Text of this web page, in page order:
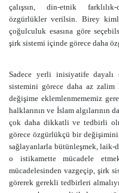
çalışsın, din-etnik
özgürlükler verilsin. Birey
çoğulculuk esasına göre
şirk sistemi içinde görece daha
Sadece yerli inisiyatife
sistemini görece daha az
değişime eklemlenmememiz
halklarının ve İslam algılarının
çok daha dikkatli ve tedbirli
görece özgürlükçü bir
sağlayanlarla bütünleşmek, laik-
o istikamette mücadele
mücadelesinden vazgeçip, şirk
görerek gerekli tedbirleri